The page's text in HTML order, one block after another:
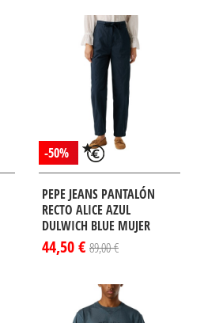
-50%
PEPE JEANS PANTALÓN
RECTO ALICE AZUL
DULWICH BLUE MUJER
44,50 € 89,00 €